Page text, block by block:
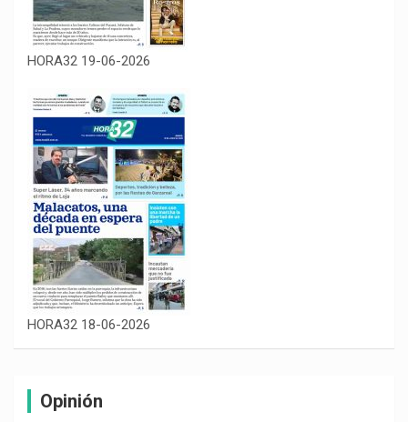
HORA32 19-06-2026
HORA32 18-06-2026
Opinión